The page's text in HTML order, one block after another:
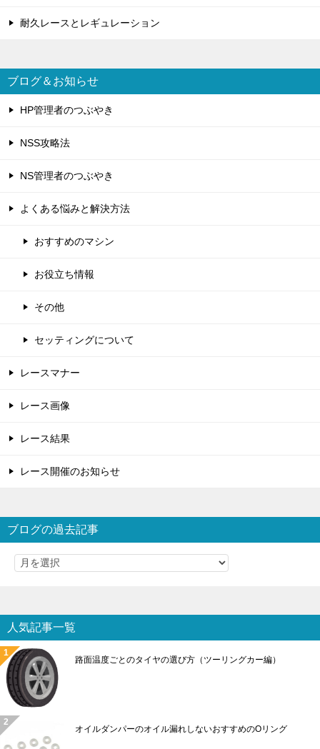
耐久レースとレギュレーション
ブログ＆お知らせ
HP管理者のつぶやき
NSS攻略法
NS管理者のつぶやき
よくある悩みと解決方法
おすすめのマシン
お役立ち情報
その他
セッティングについて
レースマナー
レース画像
レース結果
レース開催のお知らせ
ブログの過去記事
人気記事一覧
路面温度ごとのタイヤの選び方（ツーリングカー編）
オイルダンパーのオイル漏れしないおすすめのOリング